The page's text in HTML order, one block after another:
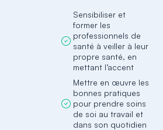
Sensibiliser et
former les
professionnels de
santé à veiller à leur
propre santé, en
mettant l’accent
Mettre en œuvre les
bonnes pratiques
pour prendre soins
de soi au travail et
dans son quotidien